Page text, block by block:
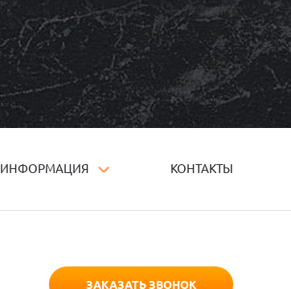
ИНФОРМАЦИЯ КОНТАКТЫ
ЗАКАЗАТЬ ЗВОНОК